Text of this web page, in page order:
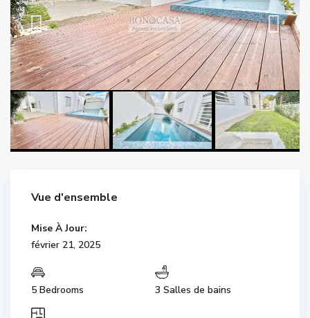
Vue d'ensemble
Mise À Jour:
février 21, 2025
5 Bedrooms 3 Salles de bains